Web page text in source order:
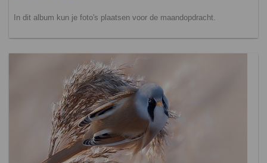
In dit album kun je foto's plaatsen voor de maandopdracht.